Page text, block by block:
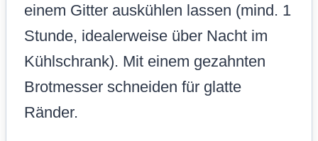
einem Gitter auskühlen lassen (mind. 1
Stunde, idealerweise über Nacht im
Kühlschrank). Mit einem gezahnten
Brotmesser schneiden für glatte
Ränder.